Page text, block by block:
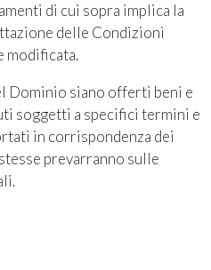
di cui sopra implica la
delle Condizioni
modificata.
Dominio siano offerti beni e
soggetti a specifici termini e
in corrispondenza dei
prevarranno sulle